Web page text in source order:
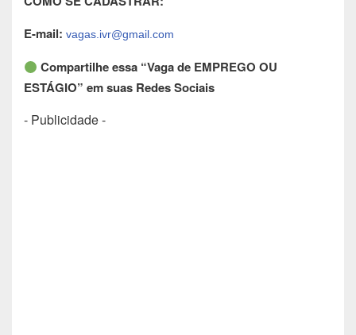
E-mail: vagas.ivr@gmail.com
Compartilhe essa “Vaga de EMPREGO OU
ESTÁGIO” em suas Redes Sociais
- Publicidade -